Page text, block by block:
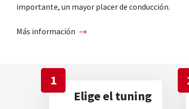
importante, un mayor placer de conducción.
Más información
1
Elige el tuning